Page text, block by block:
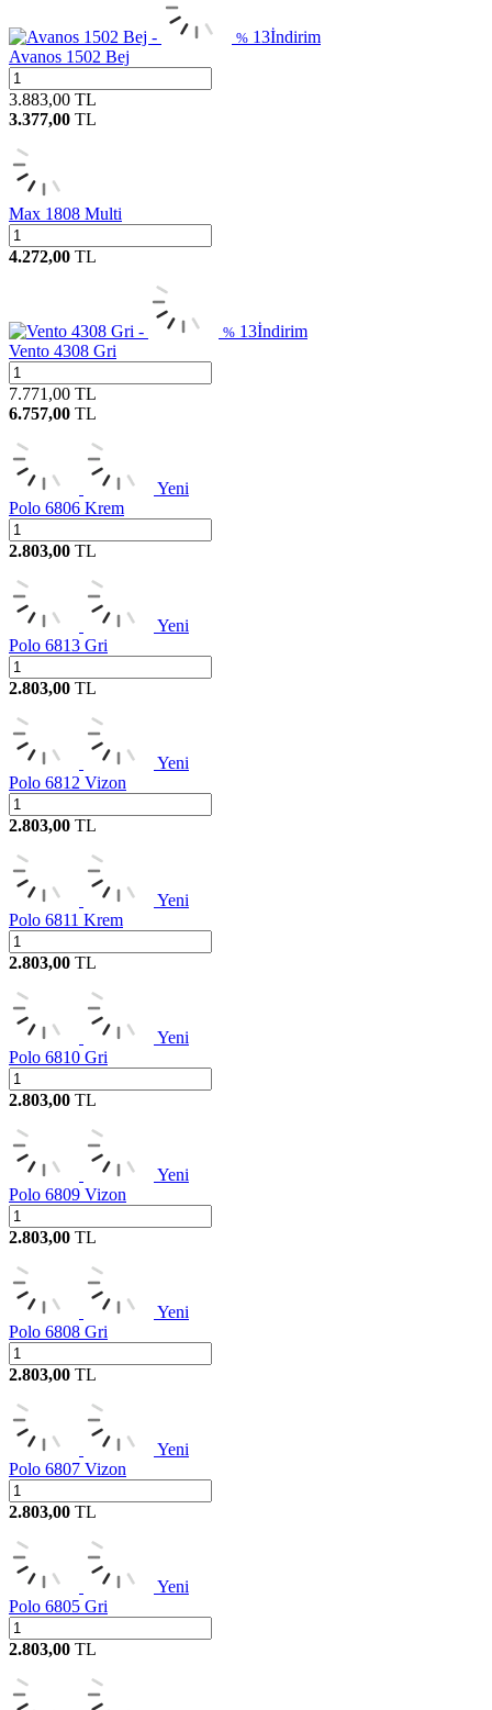
% 13İndirim
Avanos 1502 Bej
3.883,00 TL
3.377,00 TL
Max 1808 Multi
4.272,00 TL
% 13İndirim
Vento 4308 Gri
7.771,00 TL
6.757,00 TL
Yeni
Polo 6806 Krem
2.803,00 TL
Yeni
Polo 6813 Gri
2.803,00 TL
Yeni
Polo 6812 Vizon
2.803,00 TL
Yeni
Polo 6811 Krem
2.803,00 TL
Yeni
Polo 6810 Gri
2.803,00 TL
Yeni
Polo 6809 Vizon
2.803,00 TL
Yeni
Polo 6808 Gri
2.803,00 TL
Yeni
Polo 6807 Vizon
2.803,00 TL
Yeni
Polo 6805 Gri
2.803,00 TL